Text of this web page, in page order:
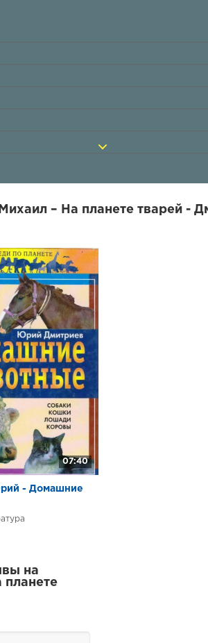
– На планете тварей -
07:40
- Домашние
на
планете